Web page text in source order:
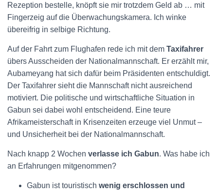
Rezeption bestelle, knöpft sie mir trotzdem Geld ab … mit
Fingerzeig auf die Überwachungskamera. Ich winke
übereifrig in selbige Richtung.
Auf der Fahrt zum Flughafen rede ich mit dem Taxifahrer
übers Ausscheiden der Nationalmannschaft. Er erzählt mir,
Aubameyang hat sich dafür beim Präsidenten entschuldigt.
Der Taxifahrer sieht die Mannschaft nicht ausreichend
motiviert. Die politische und wirtschaftliche Situation in
Gabun sei dabei wohl entscheidend. Eine teure
Afrikameisterschaft in Krisenzeiten erzeuge viel Unmut –
und Unsicherheit bei der Nationalmannschaft.
Nach knapp 2 Wochen verlasse ich Gabun. Was habe ich
an Erfahrungen mitgenommen?
Gabun ist touristisch wenig erschlossen und